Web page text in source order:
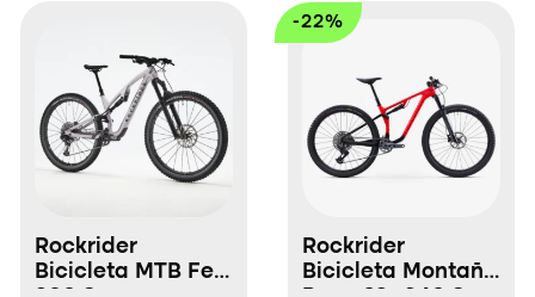
Rockrider
Bicicleta MTB Feel
-22%
Rockrider
Bicicleta Montaña